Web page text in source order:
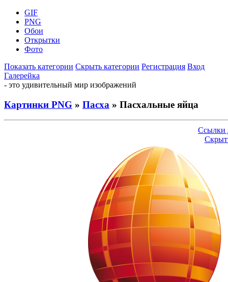
GIF
PNG
Обои
Открытки
Фото
Показать категории Скрыть категории Регистрация Вход
Галерейка
- это удивительный мир изображений
Картинки PNG » Пасха » Пасхальные яйца
Ссылки